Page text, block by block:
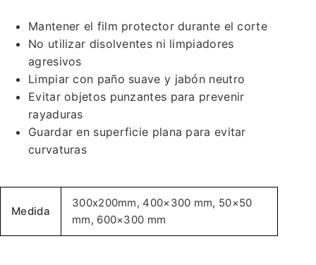
Mantener el film protector durante el corte
No utilizar disolventes ni limpiadores
agresivos
Limpiar con paño suave y jabón neutro
Evitar objetos punzantes para prevenir
rayaduras
Guardar en superficie plana para evitar
curvaturas
Medida
300x200mm, 400×300 mm, 50×50
mm, 600×300 mm